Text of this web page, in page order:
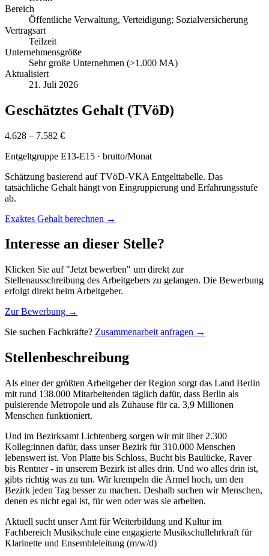
Bereich
Öffentliche Verwaltung, Verteidigung; Sozialversicherung
Vertragsart
Teilzeit
Unternehmensgröße
Sehr große Unternehmen (>1.000 MA)
Aktualisiert
21. Juli 2026
Geschätztes Gehalt (TVöD)
4.628 – 7.582 €
Entgeltgruppe E13-E15 · brutto/Monat
Schätzung basierend auf TVöD-VKA Entgelttabelle. Das
tatsächliche Gehalt hängt von Eingruppierung und Erfahrungsstufe
ab.
Exaktes Gehalt berechnen →
Interesse an dieser Stelle?
Klicken Sie auf "Jetzt bewerben" um direkt zur
Stellenausschreibung des Arbeitgebers zu gelangen. Die Bewerbung
erfolgt direkt beim Arbeitgeber.
Zur Bewerbung →
Sie suchen Fachkräfte? Zusammenarbeit anfragen →
Stellenbeschreibung
Als einer der größten Arbeitgeber der Region sorgt das Land Berlin
mit rund 138.000 Mitarbeitenden täglich dafür, dass Berlin als
pulsierende Metropole und als Zuhause für ca. 3,9 Millionen
Menschen funktioniert.
Und im Bezirksamt Lichtenberg sorgen wir mit über 2.300
Kolleg:innen dafür, dass unser Bezirk für 310.000 Menschen
lebenswert ist. Von Platte bis Schloss, Bucht bis Baulücke, Raver
bis Rentner - in unserem Bezirk ist alles drin. Und wo alles drin ist,
gibts richtig was zu tun. Wir krempeln die Ärmel hoch, um den
Bezirk jeden Tag besser zu machen. Deshalb suchen wir Menschen,
denen es nicht egal ist, für wen oder was sie arbeiten.
Aktuell sucht unser Amt für Weiterbildung und Kultur im
Fachbereich Musikschule eine engagierte Musikschullehrkraft für
Klarinette und Ensembleleitung (m/w/d)